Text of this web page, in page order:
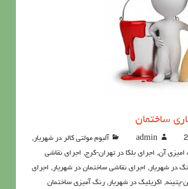
ساختمان
admin آلبوم مولتی کالر در شهریار ,
امیزی آن, اجرای بلکا در تهران-کرج, اجرای نقاشی
در شهریار , اجرای نقاشی ساختمان در شهریار , اجرای
پتینه, اکريليک در شهریار , رنگ آميزي ساختمان